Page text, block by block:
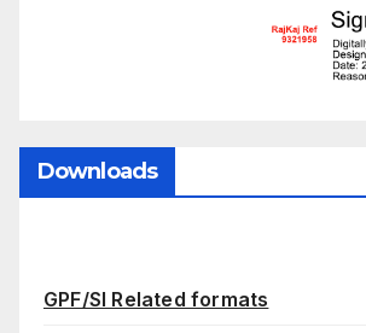
Downloads
GPF/SI Related formats